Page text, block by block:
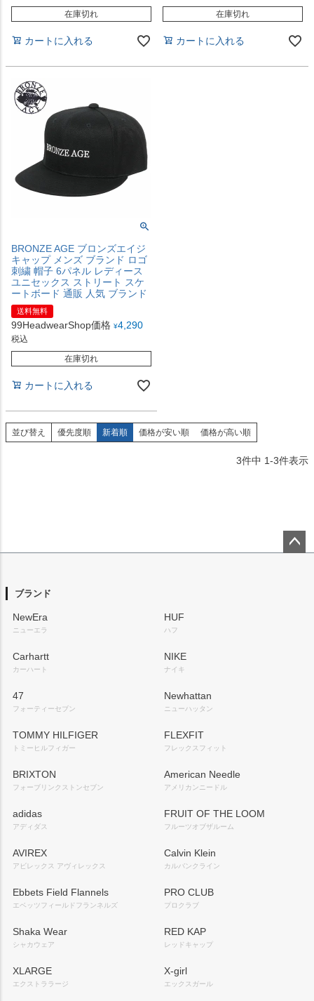
在庫切れ
カートに入れる
在庫切れ
カートに入れる
BRONZE AGE ブロンズエイジ
キャップ メンズ ブランド ロゴ
刺繍 帽子 6パネル レディース
ユニセックス ストリート スケ
ートボード 通販 人気 ブランド
送料無料
99HeadwearShop価格 ¥4,290
税込
在庫切れ
カートに入れる
並び替え 優先度順 新着順 価格が安い順 価格が高い順
3件中 1-3件表示
ブランド
NewEra
ニューエラ
HUF
ハフ
Carhartt
カーハート
NIKE
ナイキ
47
フォーティーセブン
Newhattan
ニューハッタン
TOMMY HILFIGER
トミーヒルフィガー
FLEXFIT
フレックスフィット
BRIXTON
フォーブリンクストンセブン
American Needle
アメリカンニードル
adidas
アディダス
FRUIT OF THE LOOM
フルーツオブザルーム
AVIREX
アビレックス アヴィレックス
Calvin Klein
カルバンクライン
Ebbets Field Flannels
エベッツフィールドフランネルズ
PRO CLUB
プロクラブ
Shaka Wear
シャカウェア
RED KAP
レッドキャップ
XLARGE
エクストララージ
X-girl
エックスガール